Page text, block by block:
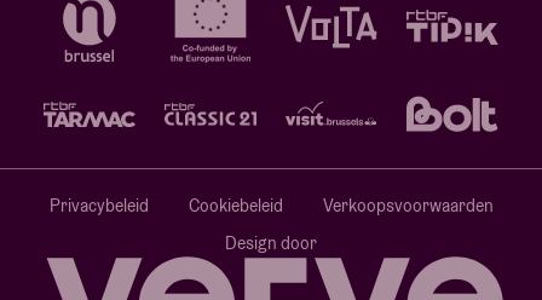
Privacybeleid Cookiebeleid
Verkoopsvoorwaarden
Design door